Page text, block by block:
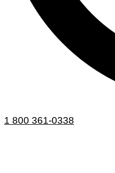
1 800 361-0338